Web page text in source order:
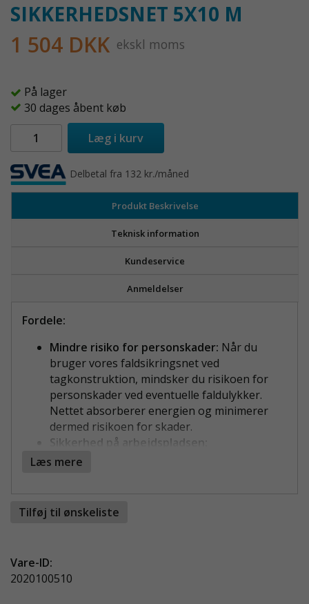
SIKKERHEDSNET 5X10 M
1 504 DKK ekskl moms
På lager
30 dages åbent køb
Læg i kurv
Delbetal fra 132 kr./måned
Produkt Beskrivelse
Teknisk information
Kundeservice
Anmeldelser
Fordele:
Mindre risiko for personskader: Når du
bruger vores faldsikringsnet ved
tagkonstruktion, mindsker du risikoen for
personskader ved eventuelle faldulykker.
Nettet absorberer energien og minimerer
dermed risikoen for skader.
Sikkerhed på arbejdspladsen:
Faldsikringsnettene skaber et mere sikkert
medarbejderne, men også fremmer en
generel sikkerhedskultur på arbejdspladsen.
beskyttelse, men beskytter også materialer
og udstyr på taget. Det mindsker risikoen for
Læs mere
Tilføj til ønskeliste
Vare-ID:
2020100510